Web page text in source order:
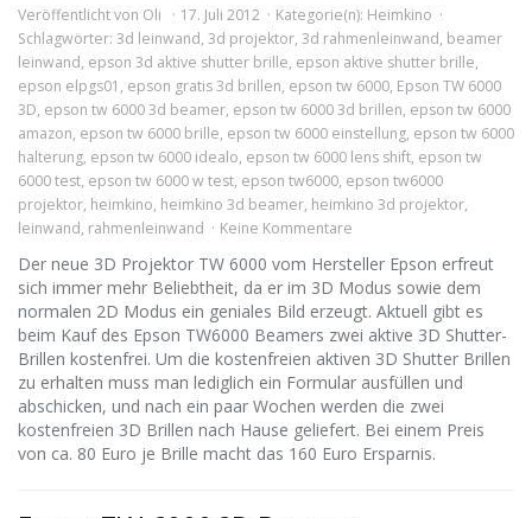
Veröffentlicht von Oli 17. Juli 2012 Kategorie(n): Heimkino
Schlagwörter: 3d leinwand, 3d projektor, 3d rahmenleinwand, beamer
leinwand, epson 3d aktive shutter brille, epson aktive shutter brille,
epson elpgs01 , epson gratis 3d brillen, epson tw 6000, Epson TW 6000
3D, epson tw 6000 3d beamer, epson tw 6000 3d brillen, epson tw 6000
amazon, epson tw 6000 brille, epson tw 6000 einstellung, epson tw 6000
halterung, epson tw 6000 idealo, epson tw 6000 lens shift, epson tw
6000 test, epson tw 6000 w test, epson tw6000, epson tw6000
projektor, heimkino, heimkino 3d beamer, heimkino 3d projektor,
leinwand, rahmenleinwand Keine Kommentare
Der neue 3D Projektor TW 6000 vom Hersteller Epson erfreut
sich immer mehr Beliebtheit, da er im 3D Modus sowie dem
normalen 2D Modus ein geniales Bild erzeugt. Aktuell gibt es
beim Kauf des Epson TW6000 Beamers zwei aktive 3D Shutter-
Brillen kostenfrei. Um die kostenfreien aktiven 3D Shutter Brillen
zu erhalten muss man lediglich ein Formular ausfüllen und
abschicken, und nach ein paar Wochen werden die zwei
kostenfreien 3D Brillen nach Hause geliefert. Bei einem Preis
von ca. 80 Euro je Brille macht das 160 Euro Ersparnis.